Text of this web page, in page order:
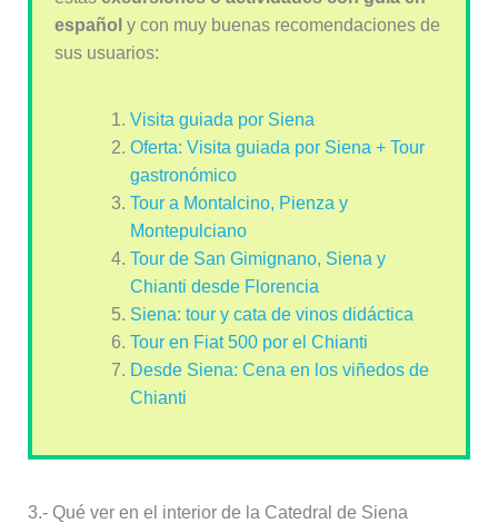
español y con muy buenas recomendaciones de
sus usuarios:
Visita guiada por Siena
Oferta: Visita guiada por Siena + Tour
gastronómico
Tour a Montalcino, Pienza y
Montepulciano
Tour de San Gimignano, Siena y
Chianti desde Florencia
Siena: tour y cata de vinos didáctica
Tour en Fiat 500 por el Chianti
Desde Siena: Cena en los viñedos de
Chianti
3.- Qué ver en el interior de la Catedral de Siena